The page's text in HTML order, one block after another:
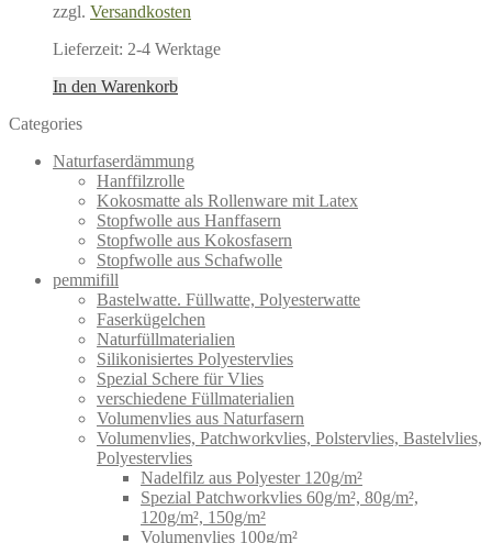
zzgl. Versandkosten
Lieferzeit: 2-4 Werktage
In den Warenkorb
Categories
Naturfaserdämmung
Hanffilzrolle
Kokosmatte als Rollenware mit Latex
Stopfwolle aus Hanffasern
Stopfwolle aus Kokosfasern
Stopfwolle aus Schafwolle
pemmifill
Bastelwatte. Füllwatte, Polyesterwatte
Faserkügelchen
Naturfüllmaterialien
Silikonisiertes Polyestervlies
Spezial Schere für Vlies
verschiedene Füllmaterialien
Volumenvlies aus Naturfasern
Volumenvlies, Patchworkvlies, Polstervlies, Bastelvlies,
Polyestervlies
Nadelfilz aus Polyester 120g/m²
Spezial Patchworkvlies 60g/m², 80g/m²,
120g/m², 150g/m²
Volumenvlies 100g/m²